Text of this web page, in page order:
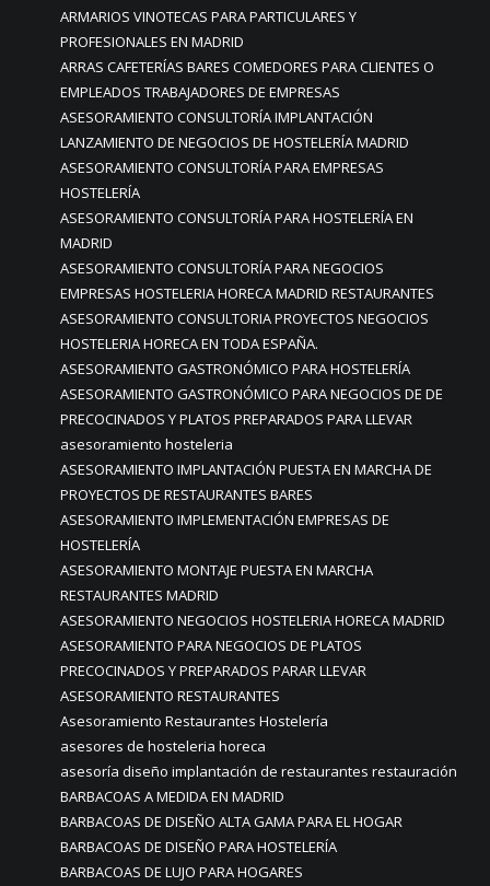
ARMARIOS VINOTECAS PARA PARTICULARES Y
PROFESIONALES EN MADRID
ARRAS CAFETERÍAS BARES COMEDORES PARA CLIENTES O
EMPLEADOS TRABAJADORES DE EMPRESAS
ASESORAMIENTO CONSULTORÍA IMPLANTACIÓN
LANZAMIENTO DE NEGOCIOS DE HOSTELERÍA MADRID
ASESORAMIENTO CONSULTORÍA PARA EMPRESAS
HOSTELERÍA
ASESORAMIENTO CONSULTORÍA PARA HOSTELERÍA EN
MADRID
ASESORAMIENTO CONSULTORÍA PARA NEGOCIOS
EMPRESAS HOSTELERIA HORECA MADRID RESTAURANTES
ASESORAMIENTO CONSULTORIA PROYECTOS NEGOCIOS
HOSTELERIA HORECA EN TODA ESPAÑA.
ASESORAMIENTO GASTRONÓMICO PARA HOSTELERÍA
ASESORAMIENTO GASTRONÓMICO PARA NEGOCIOS DE DE
PRECOCINADOS Y PLATOS PREPARADOS PARA LLEVAR
asesoramiento hosteleria
ASESORAMIENTO IMPLANTACIÓN PUESTA EN MARCHA DE
PROYECTOS DE RESTAURANTES BARES
ASESORAMIENTO IMPLEMENTACIÓN EMPRESAS DE
HOSTELERÍA
ASESORAMIENTO MONTAJE PUESTA EN MARCHA
RESTAURANTES MADRID
ASESORAMIENTO NEGOCIOS HOSTELERIA HORECA MADRID
ASESORAMIENTO PARA NEGOCIOS DE PLATOS
PRECOCINADOS Y PREPARADOS PARAR LLEVAR
ASESORAMIENTO RESTAURANTES
Asesoramiento Restaurantes Hostelería
asesores de hosteleria horeca
asesoría diseño implantación de restaurantes restauración
BARBACOAS A MEDIDA EN MADRID
BARBACOAS DE DISEÑO ALTA GAMA PARA EL HOGAR
BARBACOAS DE DISEÑO PARA HOSTELERÍA
BARBACOAS DE LUJO PARA HOGARES